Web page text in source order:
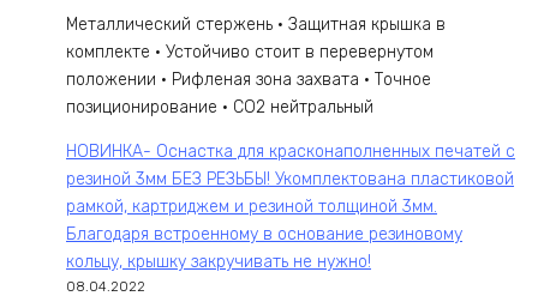
Металлический стержень • Защитная крышка в
комплекте • Устойчиво стоит в перевернутом
положении • Рифленая зона захвата • Точное
позиционирование • СO2 нейтральный
НОВИНКА- Оснастка для красконаполненных печатей с
резиной 3мм БЕЗ РЕЗЬБЫ! Укомплектована пластиковой
рамкой, картриджем и резиной толщиной 3мм.
Благодаря встроенному в основание резиновому
кольцу, крышку закручивать не нужно!
08.04.2022